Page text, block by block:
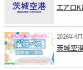
エアロK
2026年4
茨城空